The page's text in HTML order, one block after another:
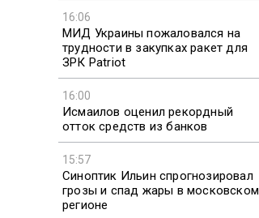
16:06
МИД Украины пожаловался на
трудности в закупках ракет для
ЗРК Patriot
16:00
Исмаилов оценил рекордный
отток средств из банков
15:57
Синоптик Ильин спрогнозировал
грозы и спад жары в московском
регионе